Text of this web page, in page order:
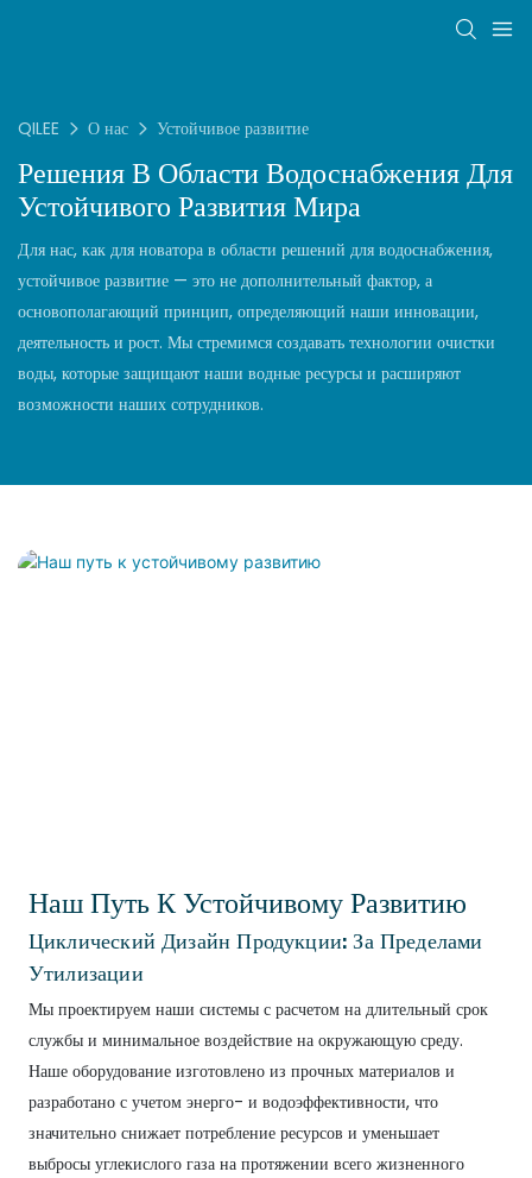
QILEE О нас Устойчивое развитие
Решения В Области Водоснабжения Для
Устойчивого Развития Мира
Для нас, как для новатора в области решений для водоснабжения,
устойчивое развитие — это не дополнительный фактор, а
основополагающий принцип, определяющий наши инновации,
деятельность и рост. Мы стремимся создавать технологии очистки
воды, которые защищают наши водные ресурсы и расширяют
возможности наших сотрудников.
Наш Путь К Устойчивому Развитию
Циклический Дизайн Продукции: За Пределами
Утилизации
Мы проектируем наши системы с расчетом на длительный срок
службы и минимальное воздействие на окружающую среду.
Наше оборудование изготовлено из прочных материалов и
разработано с учетом энерго- и водоэффективности, что
значительно снижает потребление ресурсов и уменьшает
выбросы углекислого газа на протяжении всего жизненного